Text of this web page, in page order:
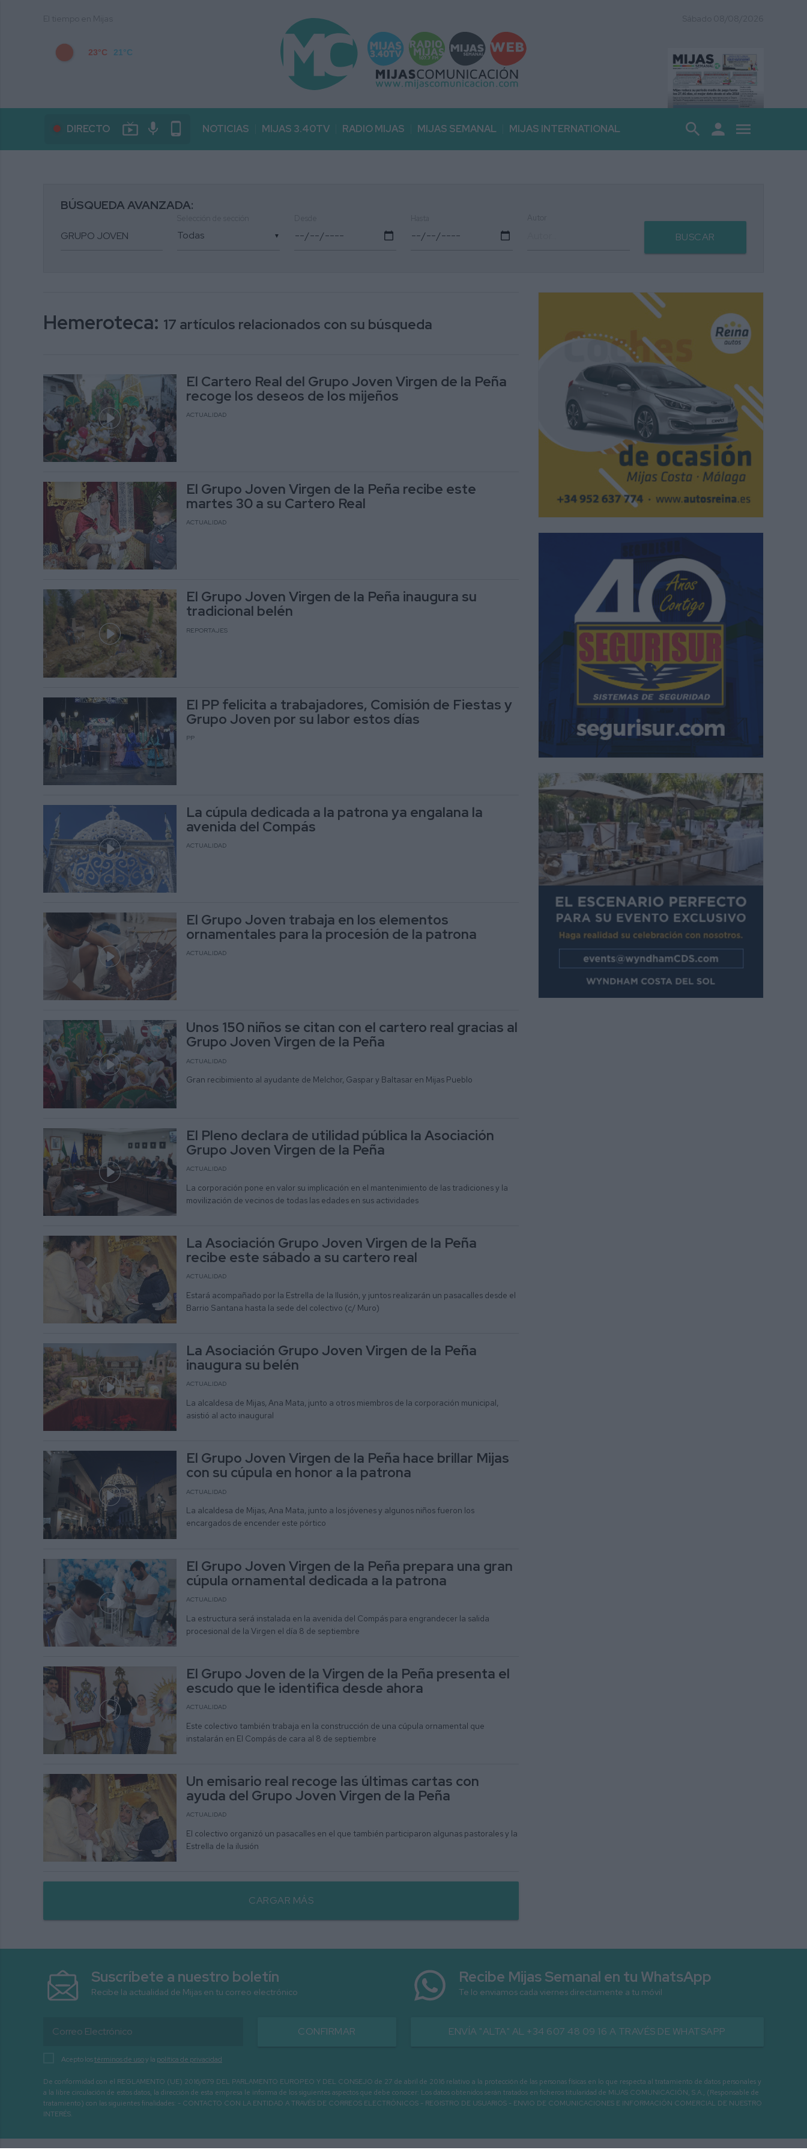
23°C 21°C
DIRECTO live_tv mic phone_android NOTICIAS MIJAS 3.40TV RADIO MIJAS MIJAS SEMANAL MIJAS INTERNATIONAL search person menu
BÚSQUEDA AVANZADA:
▼ BUSCAR
Hemeroteca: 17 artículos relacionados con su búsqueda
El Cartero Real del Grupo Joven Virgen de la Peña
recoge los deseos de los mijeños
ACTUALIDAD
El Grupo Joven Virgen de la Peña recibe este
martes 30 a su Cartero Real
ACTUALIDAD
El Grupo Joven Virgen de la Peña inaugura su
tradicional belén
REPORTAJES
El PP felicita a trabajadores, Comisión de Fiestas y
Grupo Joven por su labor estos días
PP
La cúpula dedicada a la patrona ya engalana la
avenida del Compás
ACTUALIDAD
El Grupo Joven trabaja en los elementos
ornamentales para la procesión de la patrona
ACTUALIDAD
Unos 150 niños se citan con el cartero real gracias al
Grupo Joven Virgen de la Peña
ACTUALIDAD
Gran recibimiento al ayudante de Melchor, Gaspar y Baltasar en Mijas Pueblo
El Pleno declara de utilidad pública la Asociación
Grupo Joven Virgen de la Peña
ACTUALIDAD
La corporación pone en valor su implicación en el mantenimiento de las tradiciones y la
movilización de vecinos de todas las edades en sus actividades
La Asociación Grupo Joven Virgen de la Peña
recibe este sábado a su cartero real
ACTUALIDAD
Estará acompañado por la Estrella de la Ilusión, y juntos realizarán un pasacalles desde el
Barrio Santana hasta la sede del colectivo (c/ Muro)
La Asociación Grupo Joven Virgen de la Peña
inaugura su belén
ACTUALIDAD
La alcaldesa de Mijas, Ana Mata, junto a otros miembros de la corporación municipal,
asistió al acto inaugural
El Grupo Joven Virgen de la Peña hace brillar Mijas
con su cúpula en honor a la patrona
ACTUALIDAD
La alcaldesa de Mijas, Ana Mata, junto a los jóvenes y algunos niños fueron los
encargados de encender este pórtico
El Grupo Joven Virgen de la Peña prepara una gran
cúpula ornamental dedicada a la patrona
ACTUALIDAD
La estructura será instalada en la avenida del Compás para engrandecer la salida
procesional de la Virgen el día 8 de septiembre
El Grupo Joven de la Virgen de la Peña presenta el
escudo que le identifica desde ahora
ACTUALIDAD
Este colectivo también trabaja en la construcción de una cúpula ornamental que
instalarán en El Compás de cara al 8 de septiembre
Un emisario real recoge las últimas cartas con
ayuda del Grupo Joven Virgen de la Peña
ACTUALIDAD
El colectivo organizó un pasacalles en el que también participaron algunas pastorales y la
Estrella de la ilusión
CARGAR MÁS
Suscríbete a nuestro boletín
Recibe la actualidad de Mijas en tu correo electrónico
CONFIRMAR
Acepto lostérminos de usoy la política de privacidad
Recibe Mijas Semanal en tu WhatsApp
Te lo enviamos cada viernes directamente a tu móvil
ENVÍA "ALTA" AL +34 607 48 09 16 A TRAVÉS DE WHATSAPP
De conformidad con el REGLAMENTO (UE) 2016/679 DEL PARLAMENTO EUROPEO Y DEL CONSEJO de 27 de abril de 2016 relativo a la protección de las personas físicas en lo que respecta al tratamiento de datos personales y
a la libre circulación de estos datos, la dirección de esta empresa le informa de los siguientes aspectos que debe conocer: Los datos obtenidos serán tratados en ficheros titularidad de MIJAS COMUNICACIÓN, S.A., (Responsable de
tratamiento) con las siguientes finalidades: - CONTACTO CON LA ENTIDAD A TRAVÉS DE CORREOS ELECTRÓNICOS - REGISTRO DE USUARIOS - ENVIO DE COMUNICACIONES E INFORMACIÓN COMERCIAL DE NUESTRO
INTERÉS.